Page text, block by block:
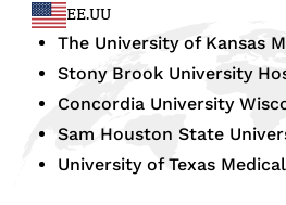
EE.UU
The University of Kansas
Stony Brook University
Concordia University
Sam Houston State
University of Texas